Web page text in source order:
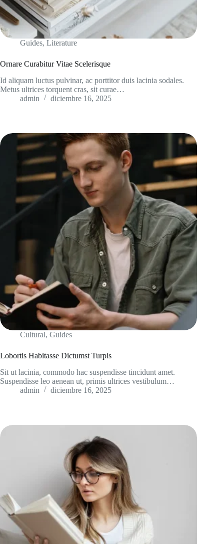
Guides, Literature
Ornare Curabitur Vitae Scelerisque
Id aliquam luctus pulvinar, ac porttitor duis lacinia sodales.
Metus ultrices torquent cras, sit curae…
admin
diciembre 16, 2025
Cultural, Guides
Lobortis Habitasse Dictumst Turpis
Sit ut lacinia, commodo hac suspendisse tincidunt amet.
Suspendisse leo aenean ut, primis ultrices vestibulum…
admin
diciembre 16, 2025